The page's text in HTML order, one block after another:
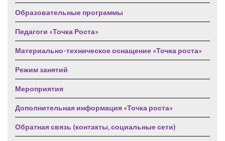
Образовательные программы
Педагоги «Точка Роста»
Материально-техническое оснащение «Точка роста»
Режим занятий
Мероприятия
Дополнительная информация «Точка роста»
Обратная связь (контакты, социальные сети)